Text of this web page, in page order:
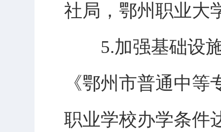
社局，鄂州职业大
5.加强基础设施
《鄂州市普通中
职业学校办学条件